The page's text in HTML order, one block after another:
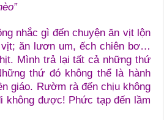
”
nhắc gì đến chuyện ăn vịt lộn
vịt; ăn lươn um, ếch chiên bơ…
Mình trả lại tất cả những thứ
thứ đó không thể là hành
giáo. Rườm rà đến chịu không
không được! Phức tạp đến lầm